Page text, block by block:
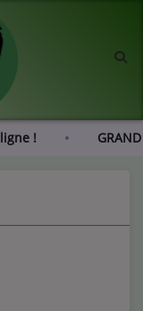
en ligne !